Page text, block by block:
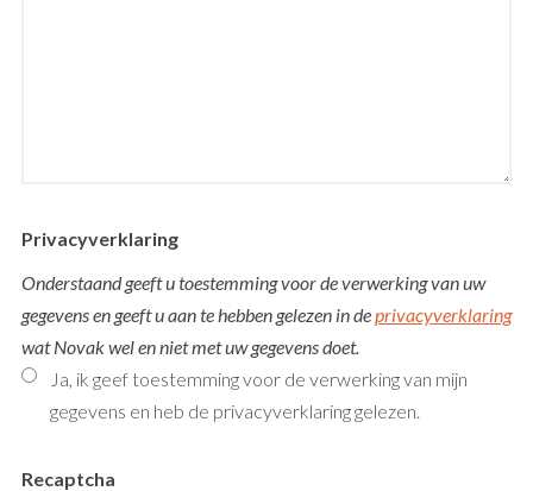
Privacyverklaring
Ja, ik geef toestemming voor de verwerking van mijn
gegevens en heb de privacyverklaring gelezen.
Onderstaand geeft u toestemming voor de verwerking van uw
gegevens en geeft u aan te hebben gelezen in deprivacyverklaring
wat Novak wel en niet met uw gegevens doet.
Recaptcha